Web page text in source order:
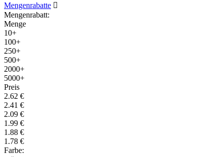
Mengenrabatte 
Mengenrabatt:
Menge
10+
100+
250+
500+
2000+
5000+
Preis
2.62 €
2.41 €
2.09 €
1.99 €
1.88 €
1.78 €
Farbe: